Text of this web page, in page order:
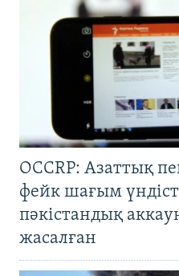
OCCRP: Азаттық
фейк шағым
пәкістандық
жасалған